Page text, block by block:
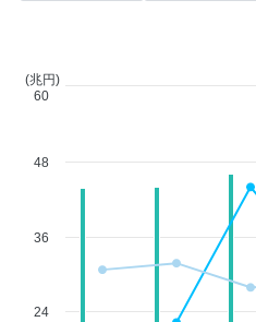
24
36
48
(兆円)
60